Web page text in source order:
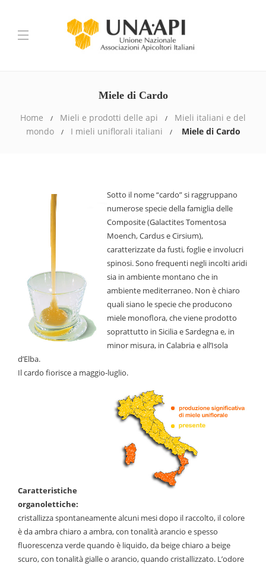
Miele di Cardo
Home Mieli e prodotti delle api
Mieli italiani e del
mondo
I mieli uniflorali italiani Miele di Cardo
Sotto il nome “cardo” si raggruppano
numerose specie della famiglia delle
Composite (Galactites Tomentosa
Moench, Cardus e Cirsium),
caratterizzate da fusti, foglie e involucri
spinosi. Sono frequenti negli incolti aridi
sia in ambiente montano che in
ambiente mediterraneo. Non è chiaro
quali siano le specie che producono
miele monoflora, che viene prodotto
soprattutto in Sicilia e Sardegna e, in
minor misura, in Calabria e all’Isola
d’Elba.
Il cardo fiorisce a maggio-luglio.
Caratteristiche
organolettiche:
cristallizza spontaneamente alcuni mesi dopo il raccolto, il colore
è da ambra chiaro a ambra, con tonalità arancio e spesso
fluorescenza verde quando è liquido, da beige chiaro a beige
scuro, con tonalità gialle o arancio, quando cristallizzato. L’odore